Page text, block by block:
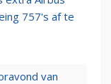
757's af te
van